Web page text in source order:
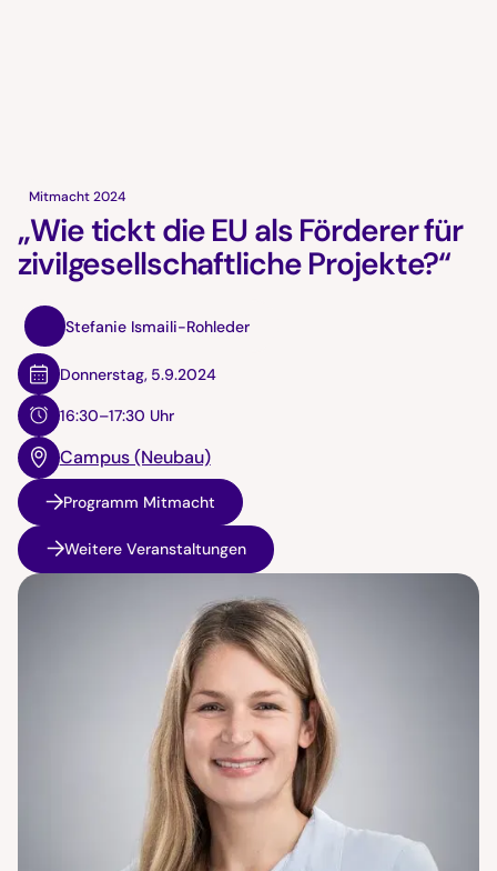
Mitmacht 2024
„Wie tickt die EU als Förderer für
zivilgesellschaftliche Projekte?“
Stefanie Ismaili-Rohleder
Donnerstag, 5.9.2024
16:30–17:30 Uhr
Campus (Neubau)
Programm Mitmacht
Weitere Veranstaltungen